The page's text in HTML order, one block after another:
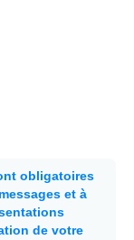
obligatoires
et à
de votre